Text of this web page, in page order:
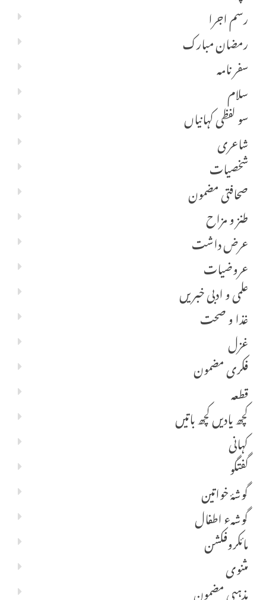
رسم اجرا
رمضان مبارک
سفر نامہ
سلام
سو لفظی کہانیاں
شاعری
شخصیات
صحافتی مضمون
طنز و مزاح
عرض داشت
عروضیات
علمی و ادبی خبریں
غذا و صحت
غزل
فکری مضمون
قطعہ
کچھ یادیں کچھ باتیں
کہانی
گفتگو
گوشۂ خواتین
گوشہء اطفال
مائکروفکشن
مثنوی
مذہبی مضمون